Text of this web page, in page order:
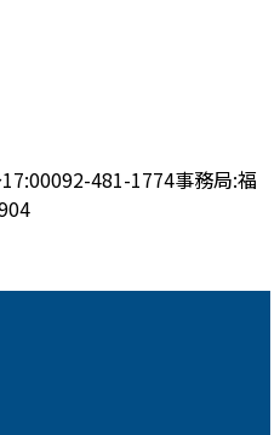
092-481-1774事務局:福